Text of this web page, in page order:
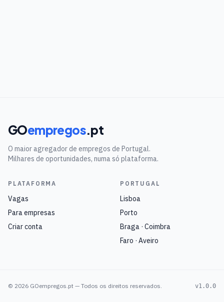
GOempregos.pt
O maior agregador de empregos de Portugal.
Milhares de oportunidades, numa só plataforma.
PLATAFORMA
Vagas
Para empresas
Criar conta
PORTUGAL
Lisboa
Porto
Braga · Coimbra
Faro · Aveiro
© 2026 GOempregos.pt — Todos os direitos reservados. v1.0.0